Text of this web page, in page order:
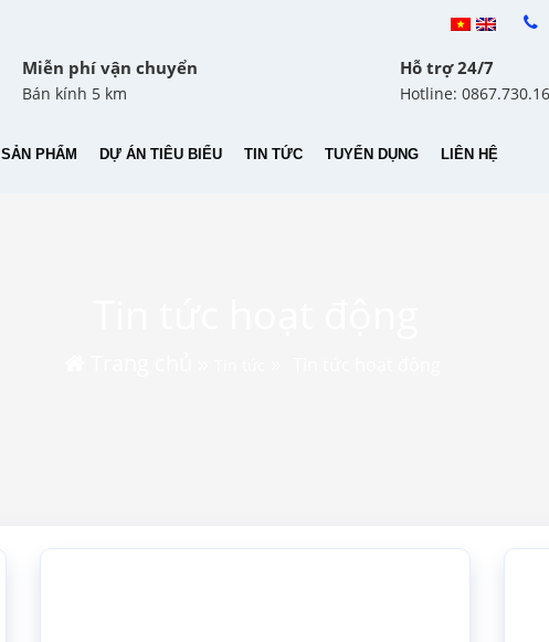
Miễn phí vận chuyển
Bán kính 5 km
Hỗ trợ 24/7
Hotline:
SẢN PHẨM DỰ ÁN TIÊU BIỂU TIN TỨC TUYỂN DỤNG LIÊN HỆ